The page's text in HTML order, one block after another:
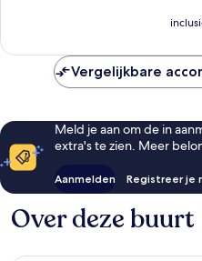
Vergelijkbare
Meld je aan om de in
extra's te zien. Meer
Aanmelden Registreer je
Over deze buurt